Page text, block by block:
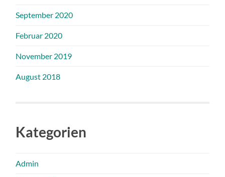
September 2020
Februar 2020
November 2019
August 2018
Kategorien
Admin